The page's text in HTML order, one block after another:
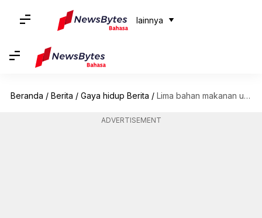
lainnya
Beranda / Berita / Gaya hidup Berita / Lima bahan makanan untuk meningkatkan kekuatan otak Anda
ADVERTISEMENT